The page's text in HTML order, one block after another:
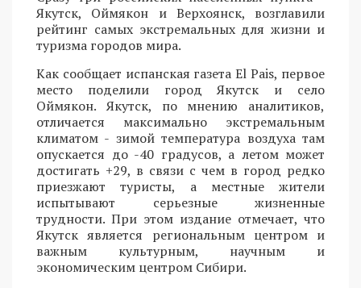
Якутск, Оймякон и Верхоянск, возглавили
рейтинг самых экстремальных для жизни и
туризма городов мира.
Как сообщает испанская газета El Pais, первое
место поделили город Якутск и село
Оймякон. Якутск, по мнению аналитиков,
отличается максимально экстремальным
климатом - зимой температура воздуха там
опускается до -40 градусов, а летом может
достигать +29, в связи с чем в город редко
приезжают туристы, а местные жители
испытывают серьезные жизненные
трудности. При этом издание отмечает, что
Якутск является региональным центром и
важным культурным, научным и
экономическим центром Сибири.